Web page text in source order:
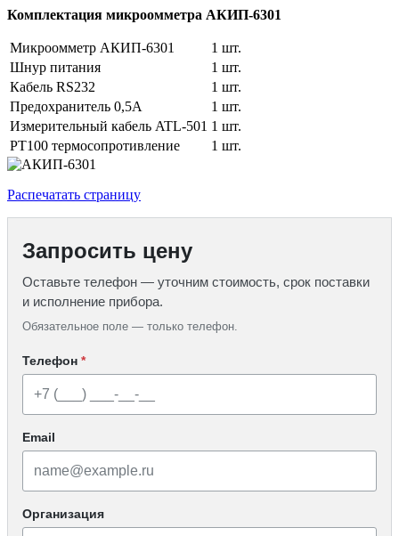
Комплектация микроомметра АКИП-6301
Микроомметр АКИП-6301
1 шт.
Шнур питания
1 шт.
Кабель RS232
1 шт.
Предохранитель 0,5А
1 шт.
Измерительный кабель ATL-501 1 шт.
PT100 термосопротивление
1 шт.
Распечатать страницу
Запросить цену
Оставьте телефон — уточним стоимость, срок поставки
и исполнение прибора.
Обязательное поле — только телефон.
Телефон *
Email
Организация